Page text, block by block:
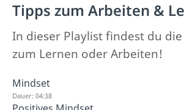
Tipps zum Arbeiten &
In dieser Playlist findest du
zum Lernen oder Arbeiten!
Mindset
Dauer: 04:38